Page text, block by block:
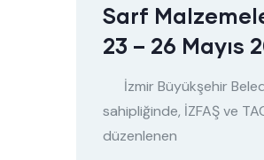
Sarf
23 – 26 Mayıs
İzmir Büyükşehir
sahipliğinde, İZFAŞ ve
düzenlenen